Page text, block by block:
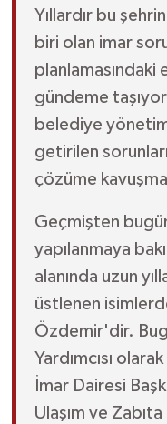
Yıllardır bu
biri olan imar
planlamasındaki
gündeme
belediye
getirilen
çözüme
Geçmişten
yapılanmaya
alanında uzun
üstlenen
Özdemir'dir.
Yardımcısı
İmar Dairesi
Ulaşım ve